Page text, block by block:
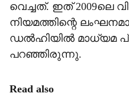
വെച്ചത്. ഇത് 2009ലെ
നിയമത്തിന്റെ
ഡല്‍ഹിയില്‍ മാധ്യമ
പറഞ്ഞിരുന്നു.
Read also